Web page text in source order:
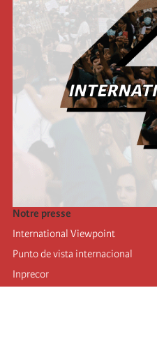
Notre presse
International Viewpoint
Punto de vista internacional
Inprecor